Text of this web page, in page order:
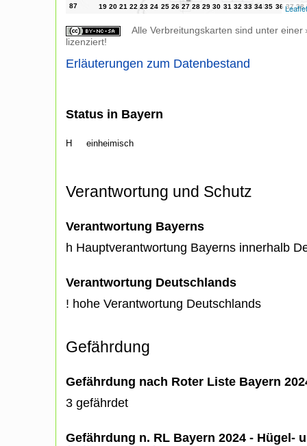
Leaflet
Alle Verbreitungskarten sind unter einer
lizenziert!
Erläuterungen zum Datenbestand
Status in Bayern
H einheimisch
Verantwortung und Schutz
Verantwortung Bayerns
h Hauptverantwortung Bayerns innerhalb
Verantwortung Deutschlands
! hohe Verantwortung Deutschlands
Gefährdung
Gefährdung nach Roter Liste Bayern
3 gefährdet
Gefährdung n. RL Bayern 2024 - Hügel-